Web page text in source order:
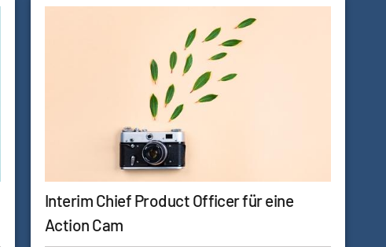
Interim Chief Product Officer für eine
Action Cam